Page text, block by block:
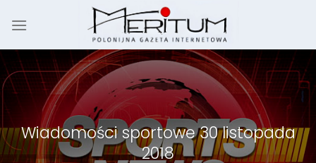
Wiadomości sportowe 30 listopada
2018